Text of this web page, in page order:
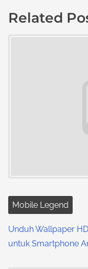
t
i
o
n
Related
Mobile Legend
Unduh Wallpaper
untuk Smartphone